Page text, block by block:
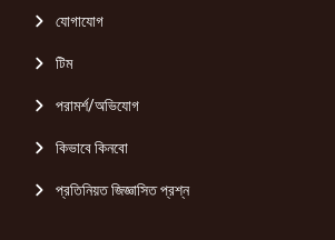
যোগাযোগ
টিম
পরামর্শ/অভিযোগ
কিভাবে কিনবো
প্রতিনিয়ত জিজ্ঞাসিত প্রশ্ন